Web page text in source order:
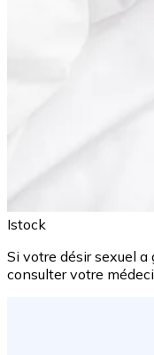
Istock
Si votre désir sexuel
consulter votre